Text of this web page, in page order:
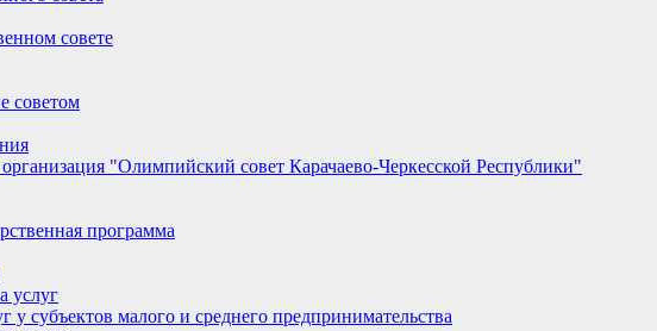
совете
советом
"Олимпийский совет Карачаево-Черкесской Республики"
программа
услуг
у субъектов малого и среднего предпринимательства